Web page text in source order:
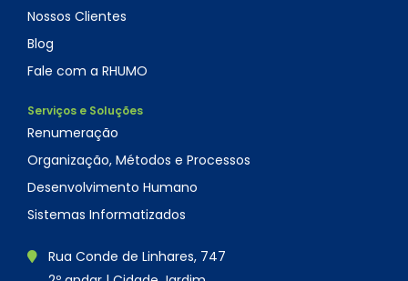
Nossos Clientes
Blog
Fale com a RHUMO
Serviços e Soluções
Renumeração
Organização, Métodos e Processos
Desenvolvimento Humano
Sistemas Informatizados
Rua Conde de Linhares, 747